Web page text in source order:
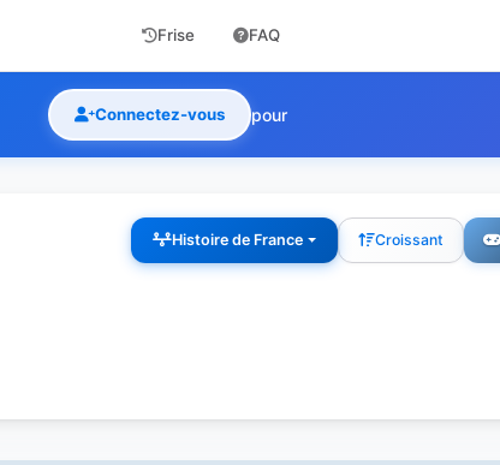
Frise FAQ
Connectez-vous pour
Histoire de France Croissant